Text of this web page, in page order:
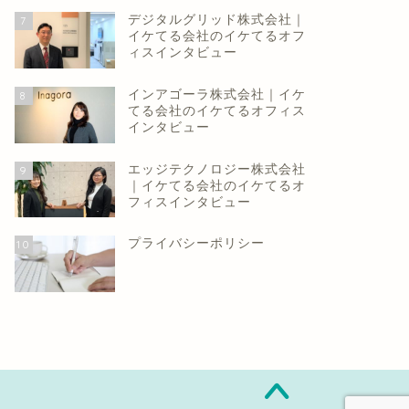
7
デジタルグリッド株式会社｜
イケてる会社のイケてるオフ
ィスインタビュー
8
インアゴーラ株式会社｜イケ
てる会社のイケてるオフィス
インタビュー
9
エッジテクノロジー株式会社
｜イケてる会社のイケてるオ
フィスインタビュー
10 プライバシーポリシー